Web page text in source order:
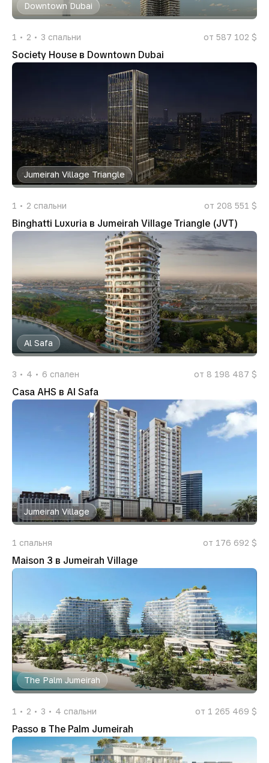
Downtown Dubai
1 2 3 спальни от 587 102 $
Society House в Downtown Dubai
Jumeirah Village Triangle
1 2 спальни от 208 551 $
Binghatti Luxuria в Jumeirah Village Triangle (JVT)
Al Safa
3 4 6 спален от 8 198 487 $
Casa AHS в Al Safa
Jumeirah Village
1 спальня от 176 692 $
Maison 3 в Jumeirah Village
The Palm Jumeirah
1 2 3 4 спальни от 1 265 469 $
Passo в The Palm Jumeirah